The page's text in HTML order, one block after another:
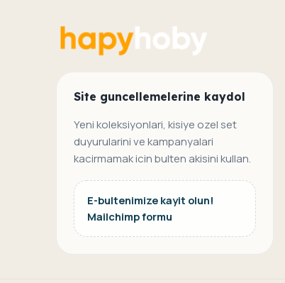
Site guncellemelerine kaydol
Yeni koleksiyonlari, kisiye ozel set
duyurularini ve kampanyalari
kacirmamak icin bulten akisini kullan.
E-bultenimize kayit olun!
Mailchimp formu